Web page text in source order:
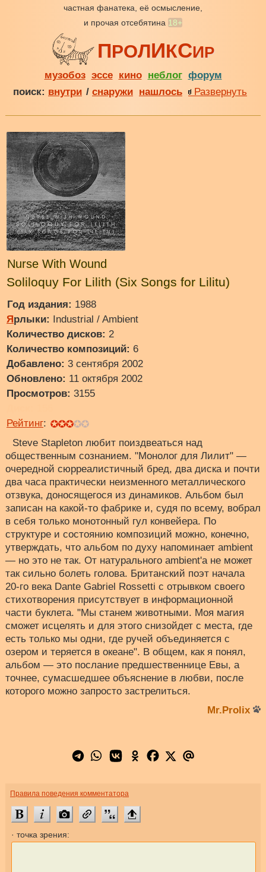
частная фанатека, её осмысление,
и прочая отсебятина 18+
ПРОЛИКСИР
музобоз эссе кино неблог форум
поиск: внутри / снаружи нашлось Развернуть
Nurse With Wound
Soliloquy For Lilith (Six Songs for Lilitu)
Год издания: 1988
Ярлыки: Industrial / Ambient
Количество дисков: 2
Количество композиций: 6
Добавлено: 3 сентября 2002
Обновлено: 11 октября 2002
Просмотров: 3155
Рейтинг:
Steve Stapleton любит поиздвеаться над
общественным сознанием. "Монолог для Лилит" —
очередной сюрреалистичный бред, два диска и почти
два часа практически неизменного металлического
отзвука, доносящегося из динамиков. Альбом был
записан на какой-то фабрике и, судя по всему, вобрал
в себя только монотонный гул конвейера. По
структуре и состоянию композиций можно, конечно,
утверждать, что альбом по духу напоминает ambient
— но это не так. От натурального ambient'а не может
так сильно болеть голова. Британский поэт начала
20-го века Dante Gabriel Rossetti с отрывком своего
стихотворения присутствует в информационной
части буклета. "Мы станем животными. Моя магия
сможет исцелять и для этого снизойдет с места, где
есть только мы одни, где ручей объединяется с
озером и теряется в океане". В общем, как я понял,
альбом — это послание предшественнице Евы, а
точнее, сумасшедшее объяснение в любви, после
которого можно запросто застрелиться.
Mr.Prolix
Правила поведения комментатора
· точка зрения: